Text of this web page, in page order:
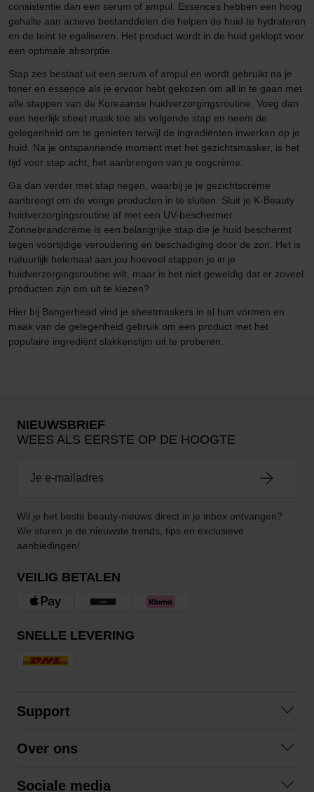
consistentie dan een serum of ampul. Essences hebben een hoog
gehalte aan actieve bestanddelen die helpen de huid te hydrateren
en de teint te egaliseren. Het product wordt in de huid geklopt voor
een optimale absorptie.
Stap zes bestaat uit een serum of ampul en wordt gebruikt na je
toner en essence als je ervoor hebt gekozen om all in te gaan met
alle stappen van de Koreaanse huidverzorgingsroutine. Voeg dan
een heerlijk sheet mask toe als volgende stap en neem de
gelegenheid om te genieten terwijl de ingrediënten inwerken op je
huid. Na je ontspannende moment met het gezichtsmasker, is het
tijd voor stap acht, het aanbrengen van je oogcrème.
Ga dan verder met stap negen, waarbij je je gezichtscrème
aanbrengt om de vorige producten in te sluiten. Sluit je K-Beauty
huidverzorgingsroutine af met een UV-beschermer.
Zonnebrandcrème is een belangrijke stap die je huid beschermt
tegen voortijdige veroudering en beschadiging door de zon. Het is
natuurlijk helemaal aan jou hoeveel stappen je in je
huidverzorgingsroutine wilt, maar is het niet geweldig dat er zoveel
producten zijn om uit te kiezen?
Hier bij Bangerhead vind je sheetmaskers in al hun vormen en
maak van de gelegenheid gebruik om een product met het
populaire ingrediënt slakkenslijm uit te proberen.
NIEUWSBRIEF
WEES ALS EERSTE OP DE HOOGTE
Wil je het beste beauty-nieuws direct in je inbox ontvangen?
We sturen je de nieuwste trends, tips en exclusieve
aanbiedingen!
VEILIG BETALEN
SNELLE LEVERING
Support
Algemene voorwaarden
Over ons
Sociale media